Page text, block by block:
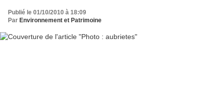
Publié le 01/10/2010 à 18:09
Par Environnement et Patrimoine